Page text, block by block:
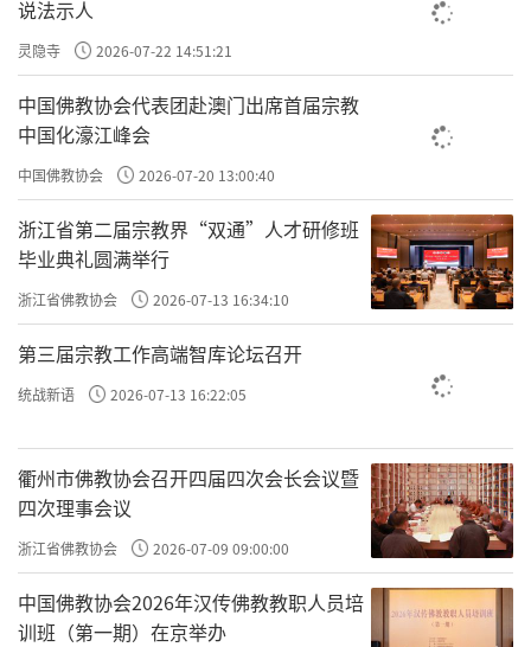
或梦往圣先贤，就是能梦到古圣先贤了，梦到孔子讲课
我在呢，梦到灵山一会。提携接引，孔子甚至给一对一辅导
了一下，佛陀甚至给灌顶了，都可以啊。
到自己像神仙一样，可以不受时空的约束。
或梦幢幡宝盖
梦到道场、庙里像旗一样的东西，可以说是绮罗伞盖吧。
种种胜事，皆过消罪灭之象也，那些东西不是坏事。有
的同学一直问，打嗝打了一年了，咋还打嗝，不正常吗？太
正常了，恭喜你，有
了，继续打；这都是你的过、罪消
灭之象。
不得执此自高，画而不进，但是你不能停留在这个地
方。你不能打一辈子嗝吧，这个
也太长了，你打几年差
原文：昔蘧伯玉当二十岁时，已觉前日之非而尽改之
矣；至二十一岁，乃知前之所改，未尽也；及二十二岁，回
视二十一岁，犹在梦中；岁复一岁，递递改之，行年五十，
说法示人
灵隐寺 2026-07-22 14:51:21
中国佛教协会代表团赴澳门出席首届宗教
中国化濠江峰会
中国佛教协会 2026-07-20 13:00:40
浙江省第二届宗教界“双通”人才研修班
毕业典礼圆满举行
浙江省佛教协会 2026-07-13 16:34:10
第三届宗教工作高端智库论坛召开
统战新语 2026-07-13 16:22:05
衢州市佛教协会召开四届四次会长会议暨
四次理事会议
浙江省佛教协会 2026-07-09 09:00:00
中国佛教协会2026年汉传佛教教职人员培
训班（第一期）在京举办